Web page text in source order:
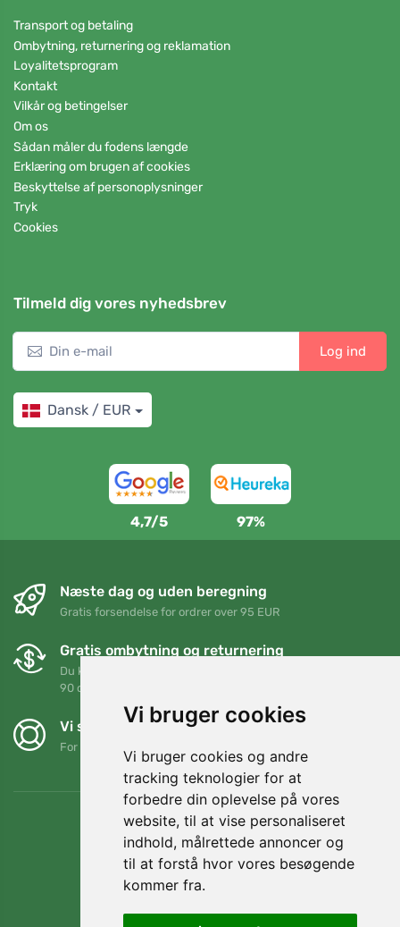
Vi bruger cookies
Vi bruger cookies og andre
tracking teknologier for at
forbedre din oplevelse på vores
website, til at vise personaliseret
indhold, målrettede annoncer og
til at forstå hvor vores besøgende
kommer fra.
Transport og betaling
Ombytning, returnering og reklamation
Loyalitetsprogram
Kontakt
Vilkår og betingelser
Om os
Sådan måler du fodens længde
Erklæring om brugen af cookies
Beskyttelse af personoplysninger
Tryk
Cookies
Tilmeld dig vores nyhedsbrev
Log ind
Dansk / EUR
4,7/5 97%
Næste dag og uden beregning
Gratis forsendelse for ordrer over 95 EUR
Gratis ombytning og returnering
Du kan returnere eller bytte din ordre når som helst inden for
90 dage
Vi støtter Trees.org
For hver ordre planter vi et træ! Læs mere